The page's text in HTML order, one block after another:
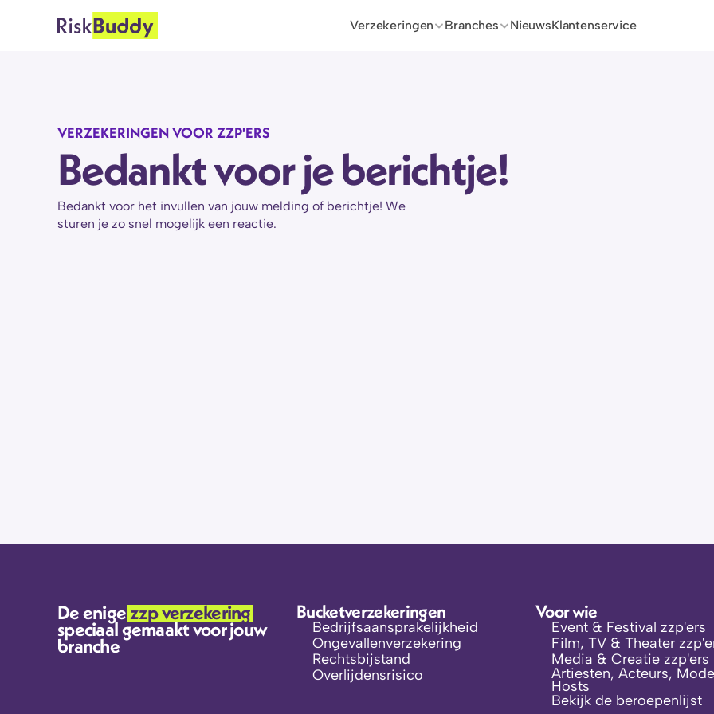
Verzekeringen Branches NieuwsKlantenservice
VERZEKERINGEN VOOR ZZP'ERS
Bedankt voor je berichtje!
Bedankt voor het invullen van jouw melding of berichtje! We
sturen je zo snel mogelijk een reactie.
De enige zzp verzekering
speciaal gemaakt voor jouw
branche
Bucketverzekeringen
Bedrijfsaansprakelijkheid
Ongevallenverzekering
Rechtsbijstand
Overlijdensrisico
Voor wie
Event & Festival zzp'ers
Film, TV & Theater
Media & Creatie zzp'ers
Artiesten, Acteurs,
Hosts
Bekijk de beroepenlijst